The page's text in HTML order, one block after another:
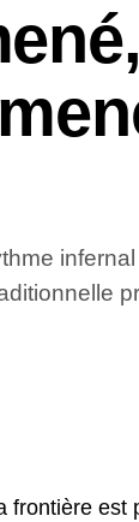
frontière